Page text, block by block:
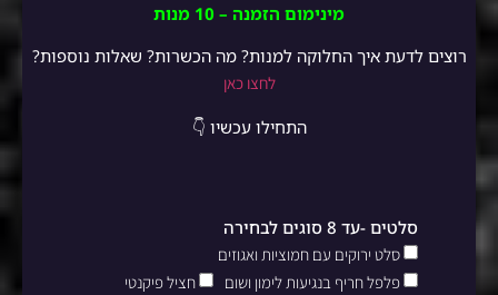
מינימום הזמנה – 10 מנות
רוצים לדעת איך החלוקה למנות? מה הכשרות? שאלות נוספות?
לחצו כאן
התחילו עכשיו 👇
סלטים -עד 8 סוגים לבחירה
סלט ירוקים עם חמוציות ואגוזים
פלפל חריף בנגיעות לימון ושום
חציל פיקנטי